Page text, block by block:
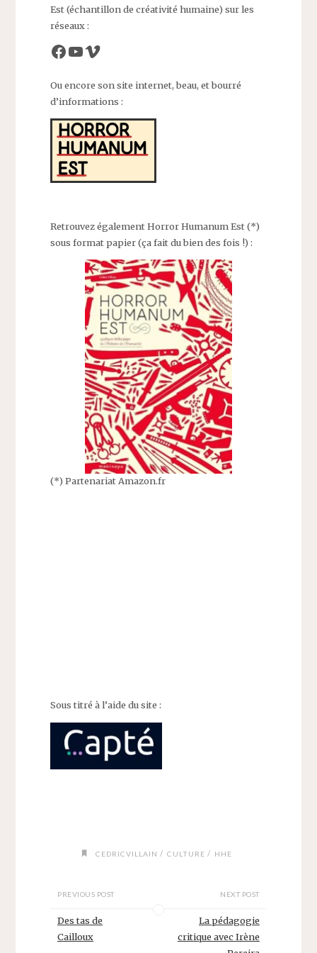
Est (échantillon de créativité humaine) sur les
réseaux :
Facebook
YouTube
Vimeo
Ou encore son site internet, beau, et bourré
d’informations :
Retrouvez également Horror Humanum Est (*)
sous format papier (ça fait du bien des fois !) :
(*) Partenariat Amazon.fr
Sous titré à l’aide du site :
CEDRICVILLAIN / CULTURE / HHE
PREVIOUS POST
Des tas de
Cailloux
NEXT POST
La pédagogie
critique avec Irène